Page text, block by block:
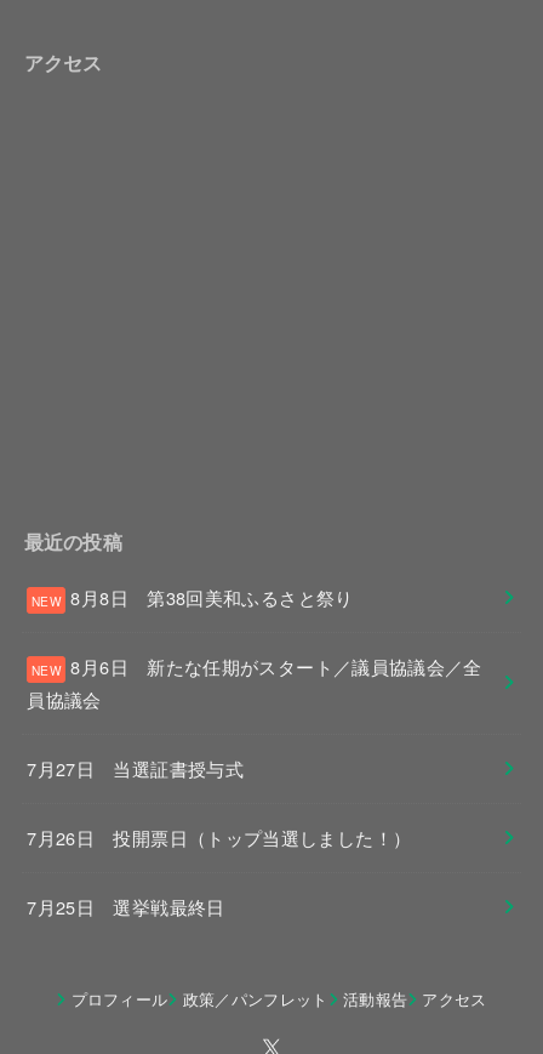
アクセス
最近の投稿
8月8日 第38回美和ふるさと祭り
8月6日 新たな任期がスタート／議員協議会／全
員協議会
7月27日 当選証書授与式
7月26日 投開票日（トップ当選しました！）
7月25日 選挙戦最終日
プロフィール 政策／パンフレット 活動報告 アクセス